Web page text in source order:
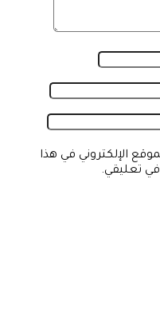
الإلكتروني في هذا
تعليقي.